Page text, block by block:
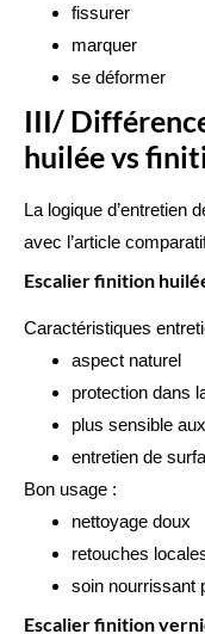
fissurer
marquer
se déformer
III/
huilée vs
La logique d’entretien
avec l’article
Escalier finition
Caractéristiques
aspect naturel
protection dans
plus sensible
entretien de
Bon usage :
nettoyage doux
retouches
soin nourrissant
Escalier finition